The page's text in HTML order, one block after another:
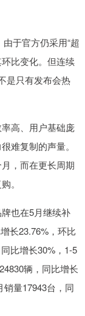
于官方仍采用“超
比变化。但连续
是只有发布会热
高、用户基础庞
难复制的声量。
，而在更长周期
。
也在5月继续补
长23.76%，环比
比增长30%，1-5
辆，同比增长
量17943台，同